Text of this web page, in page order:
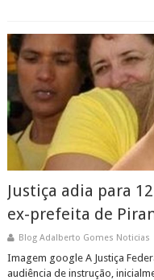
Justiça adia para
ex-prefeita de
Blog Adalberto Gomes Noticias
Imagem google A Justiça
audiência de instrução,